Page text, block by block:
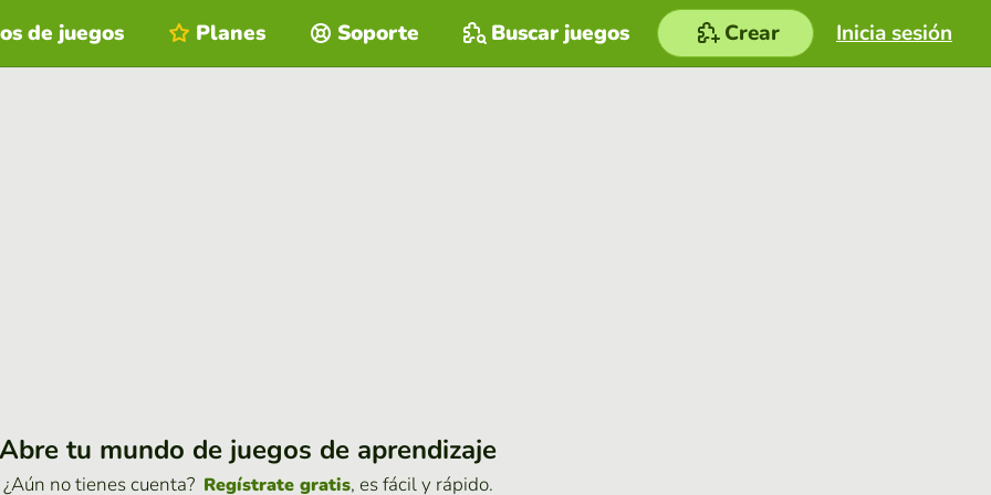
Inicia sesión
de juegos Planes Soporte Buscar juegos Crear
Abre tu mundo de juegos de aprendizaje
¿Aún no tienes cuenta? Regístrate gratis, es fácil y rápido.